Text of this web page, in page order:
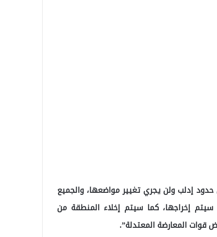
إدلب ولن يجري تغيير مواضعها، والجميع
سيتم إخراجها، كما سيتم إخلاء المنطقة من
قوات المعارضة المعتدلة”.